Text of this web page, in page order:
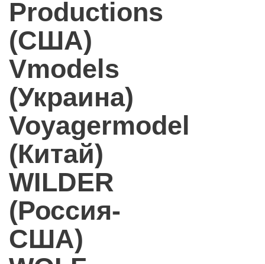
Productions
(США)
Vmodels
(Украина)
Voyagermodel
(Китай)
WILDER
(Россия-
США)